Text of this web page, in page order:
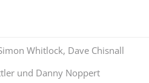
Whitlock, Dave Chisnall
und Danny Noppert